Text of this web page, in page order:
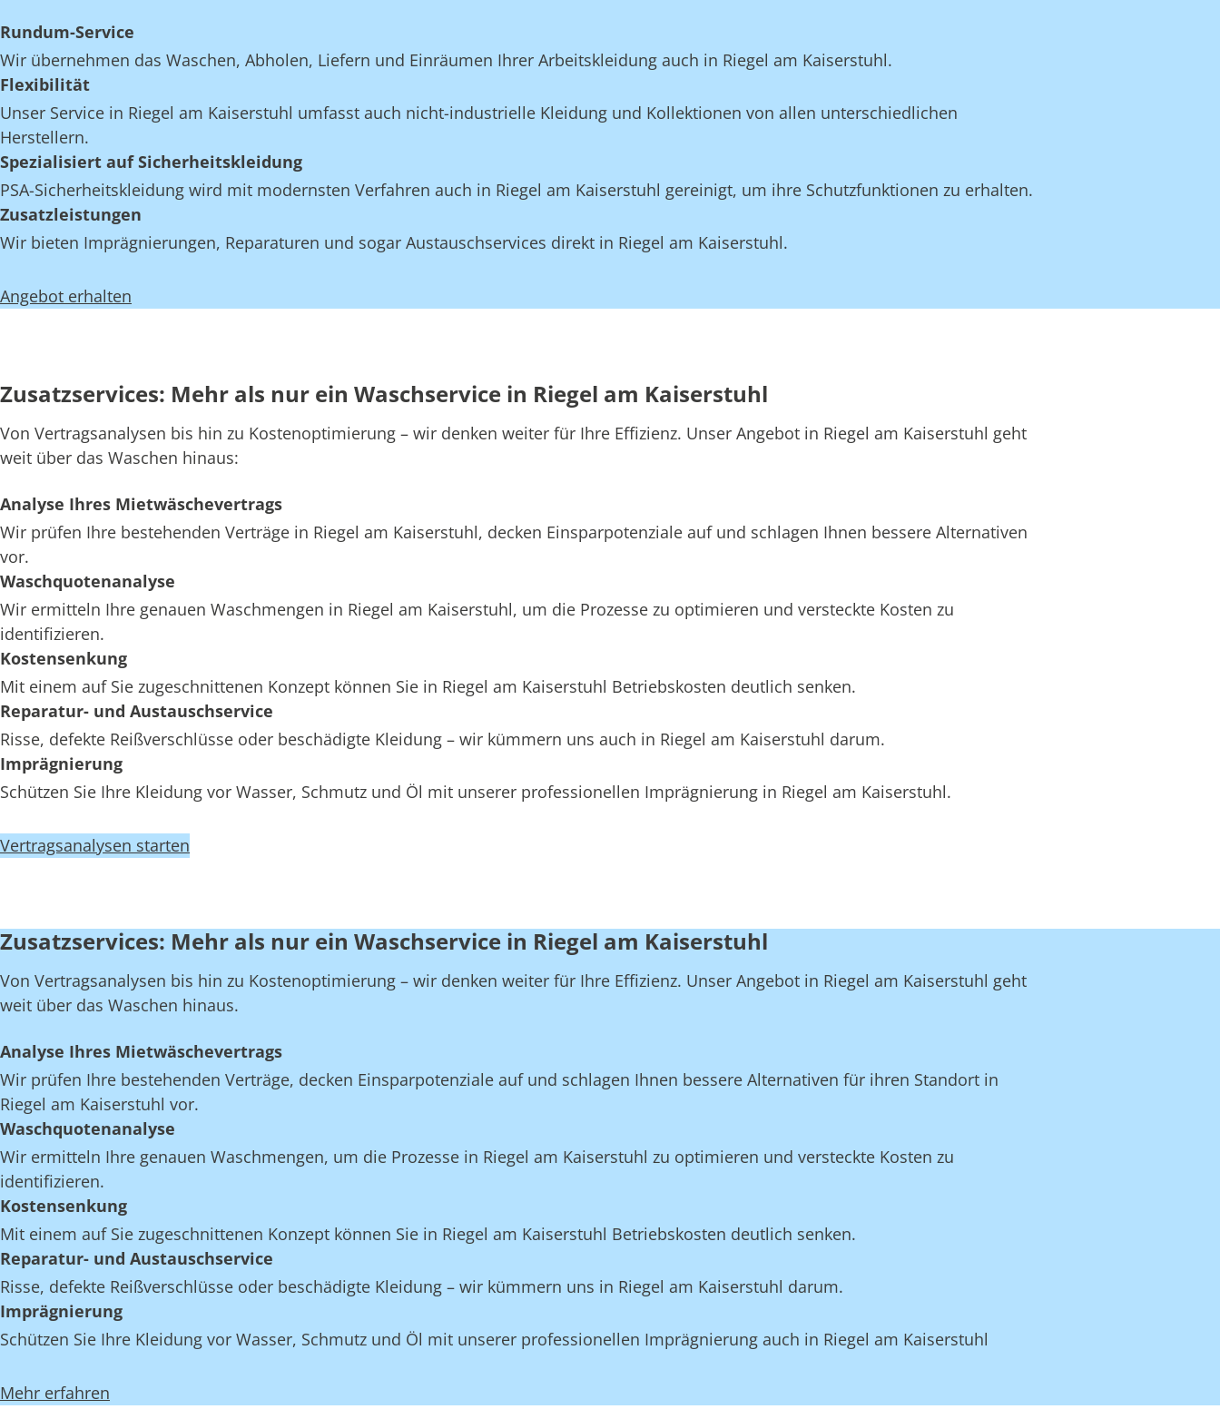
Rundum-Service
Wir übernehmen das Waschen, Abholen, Liefern und Einräumen Ihrer Arbeitskleidung auch in Riegel am Kaiserstuhl.
Flexibilität
Unser Service in Riegel am Kaiserstuhl umfasst auch nicht-industrielle Kleidung und Kollektionen von allen unterschiedlichen
Herstellern.
Spezialisiert auf Sicherheitskleidung
PSA-Sicherheitskleidung wird mit modernsten Verfahren auch in Riegel am Kaiserstuhl gereinigt, um ihre Schutzfunktionen zu erhalten.
Zusatzleistungen
Wir bieten Imprägnierungen, Reparaturen und sogar Austauschservices direkt in Riegel am Kaiserstuhl.
Angebot erhalten
Zusatzservices: Mehr als nur ein Waschservice in Riegel am Kaiserstuhl
Von Vertragsanalysen bis hin zu Kostenoptimierung – wir denken weiter für Ihre Effizienz. Unser Angebot in Riegel am Kaiserstuhl geht
weit über das Waschen hinaus:
Analyse Ihres Mietwäschevertrags
Wir prüfen Ihre bestehenden Verträge in Riegel am Kaiserstuhl, decken Einsparpotenziale auf und schlagen Ihnen bessere Alternativen
vor.
Waschquotenanalyse
Wir ermitteln Ihre genauen Waschmengen in Riegel am Kaiserstuhl, um die Prozesse zu optimieren und versteckte Kosten zu
identifizieren.
Kostensenkung
Mit einem auf Sie zugeschnittenen Konzept können Sie in Riegel am Kaiserstuhl Betriebskosten deutlich senken.
Reparatur- und Austauschservice
Risse, defekte Reißverschlüsse oder beschädigte Kleidung – wir kümmern uns auch in Riegel am Kaiserstuhl darum.
Imprägnierung
Schützen Sie Ihre Kleidung vor Wasser, Schmutz und Öl mit unserer professionellen Imprägnierung in Riegel am Kaiserstuhl.
Vertragsanalysen starten
Zusatzservices: Mehr als nur ein Waschservice in Riegel am Kaiserstuhl
Von Vertragsanalysen bis hin zu Kostenoptimierung – wir denken weiter für Ihre Effizienz. Unser Angebot in Riegel am Kaiserstuhl geht
weit über das Waschen hinaus.
Analyse Ihres Mietwäschevertrags
Wir prüfen Ihre bestehenden Verträge, decken Einsparpotenziale auf und schlagen Ihnen bessere Alternativen für ihren Standort in
Riegel am Kaiserstuhl vor.
Waschquotenanalyse
Wir ermitteln Ihre genauen Waschmengen, um die Prozesse in Riegel am Kaiserstuhl zu optimieren und versteckte Kosten zu
identifizieren.
Kostensenkung
Mit einem auf Sie zugeschnittenen Konzept können Sie in Riegel am Kaiserstuhl Betriebskosten deutlich senken.
Reparatur- und Austauschservice
Risse, defekte Reißverschlüsse oder beschädigte Kleidung – wir kümmern uns in Riegel am Kaiserstuhl darum.
Imprägnierung
Schützen Sie Ihre Kleidung vor Wasser, Schmutz und Öl mit unserer professionellen Imprägnierung auch in Riegel am Kaiserstuhl
Mehr erfahren